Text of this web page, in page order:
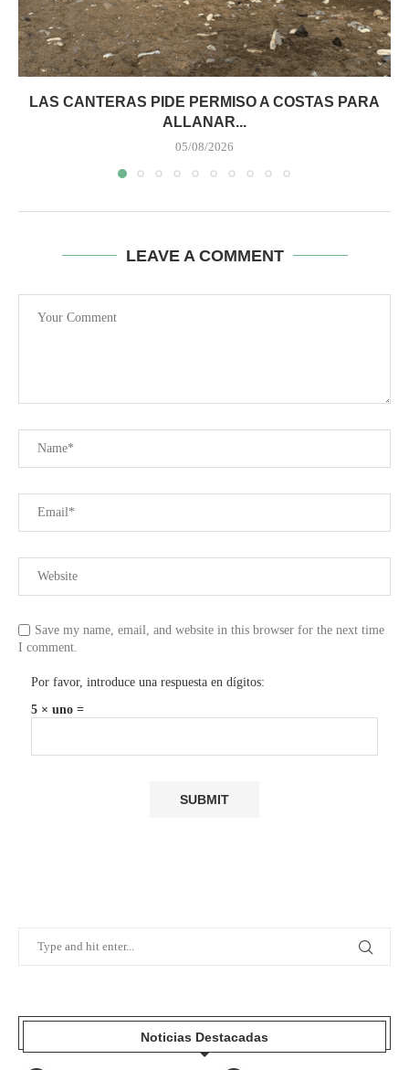
LAS CANTERAS PIDE PERMISO A COSTAS PARA
ALLANAR...
05/08/2026
LEAVE A COMMENT
Save my name, email, and website in this browser for the next time
I comment.
Por favor, introduce una respuesta en dígitos:
5 × uno =
Noticias Destacadas